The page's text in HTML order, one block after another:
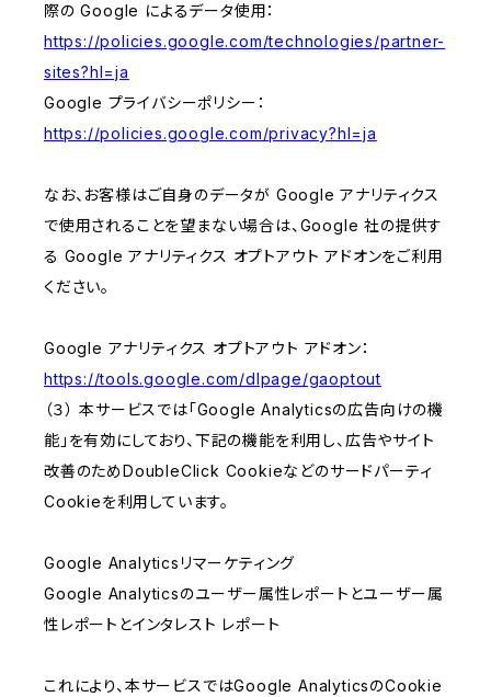
際の Google によるデータ使用：
https://policies.google.com/technologies/partner-
sites?hl=ja
Google プライバシーポリシー：
https://policies.google.com/privacy?hl=ja
なお、お客様はご自身のデータが Google アナリティクス
で使用されることを望まない場合は、Google 社の提供す
る Google アナリティクス オプトアウト アドオンをご利用
ください。
Google アナリティクス オプトアウト アドオン：
https://tools.google.com/dlpage/gaoptout
（３） 本サービスでは「Google Analyticsの広告向けの機
能」を有効にしており、下記の機能を利用し、広告やサイト
改善のためDoubleClick Cookieなどのサードパーティ
Cookieを利用しています。
Google Analyticsリマーケティング
Google Analyticsのユーザー属性レポートとユーザー属
性レポートとインタレスト レポート
これにより、本サービスではGoogle AnalyticsのCookie